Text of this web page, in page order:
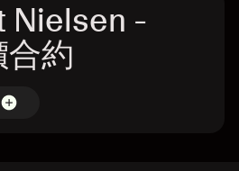
Nielsen -
合約